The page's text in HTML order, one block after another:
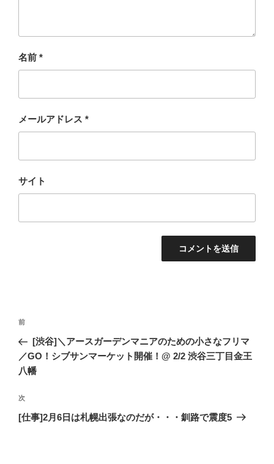
名前 *
メールアドレス *
サイト
投
ナ
ビ
ー
シ
過
去
の
投
前
[渋谷]＼アースガーデンマニアのための小さなフリマ
／GO！シブサンマーケット開催！@ 2/2 渋谷三丁目金王
八幡
次
の
次
[仕事]2月6日は札幌出張なのだが・・・釧路で震度5